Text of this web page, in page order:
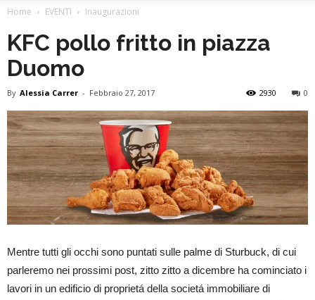
Home EVENTI Inaugurazioni
KFC pollo fritto in piazza
Duomo
By Alessia Carrer - Febbraio 27, 2017 0
2930
Mentre tutti gli occhi sono puntati sulle palme di Sturbuck, di cui
parleremo nei prossimi post, zitto zitto a dicembre ha cominciato i
lavori in un edificio di proprietá della societá immobiliare di